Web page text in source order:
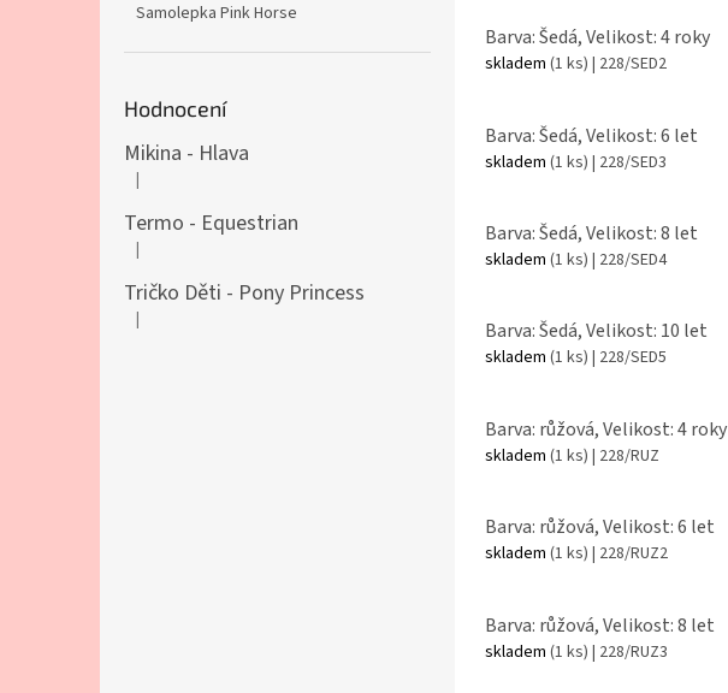
Samolepka Pink Horse
Hodnocení
Mikina - Hlava
Hodnocení produktu je 4 z 5 hvězdiček.
|
Termo - Equestrian
Hodnocení produktu je 5 z 5 hvězdiček.
|
Tričko Děti - Pony Princess
Hodnocení produktu je 5 z 5 hvězdiček.
|
Barva: Šedá, Velikost: 4 roky
skladem (1 ks) | 228/SED2
Barva: Šedá, Velikost: 6 let
skladem (1 ks) | 228/SED3
Barva: Šedá, Velikost: 8 let
skladem (1 ks) | 228/SED4
Barva: Šedá, Velikost: 10 let
skladem (1 ks) | 228/SED5
Barva: růžová, Velikost: 4 roky
skladem (1 ks) | 228/RUZ
Barva: růžová, Velikost: 6 let
skladem (1 ks) | 228/RUZ2
Barva: růžová, Velikost: 8 let
skladem (1 ks) | 228/RUZ3